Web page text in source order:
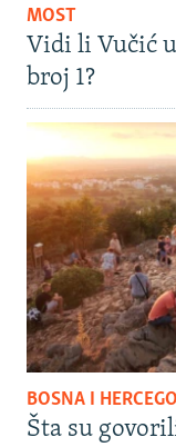
MOST
Vidi li Vučić
broj 1?
BOSNA I
Šta su